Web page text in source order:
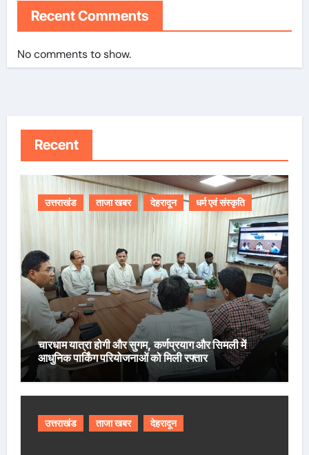
Recent Comments
No comments to show.
Recent
उत्तराखंड ताजा खबर देहरादून धर्म एवं संस्कृति
चारधाम यात्रा होगी और सुगम, कर्णप्रयाग और सिमली में
आधुनिक पार्किंग परियोजनाओं को मिली रफ्तार
उत्तराखंड ताजा खबर देहरादून